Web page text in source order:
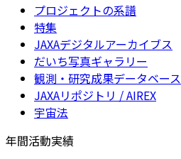
プロジェクトの系譜
特集
JAXAデジタルアーカイブス
だいち写真ギャラリー
観測・研究成果データベース
JAXAリポジトリ / AIREX
宇宙法
年間活動実績